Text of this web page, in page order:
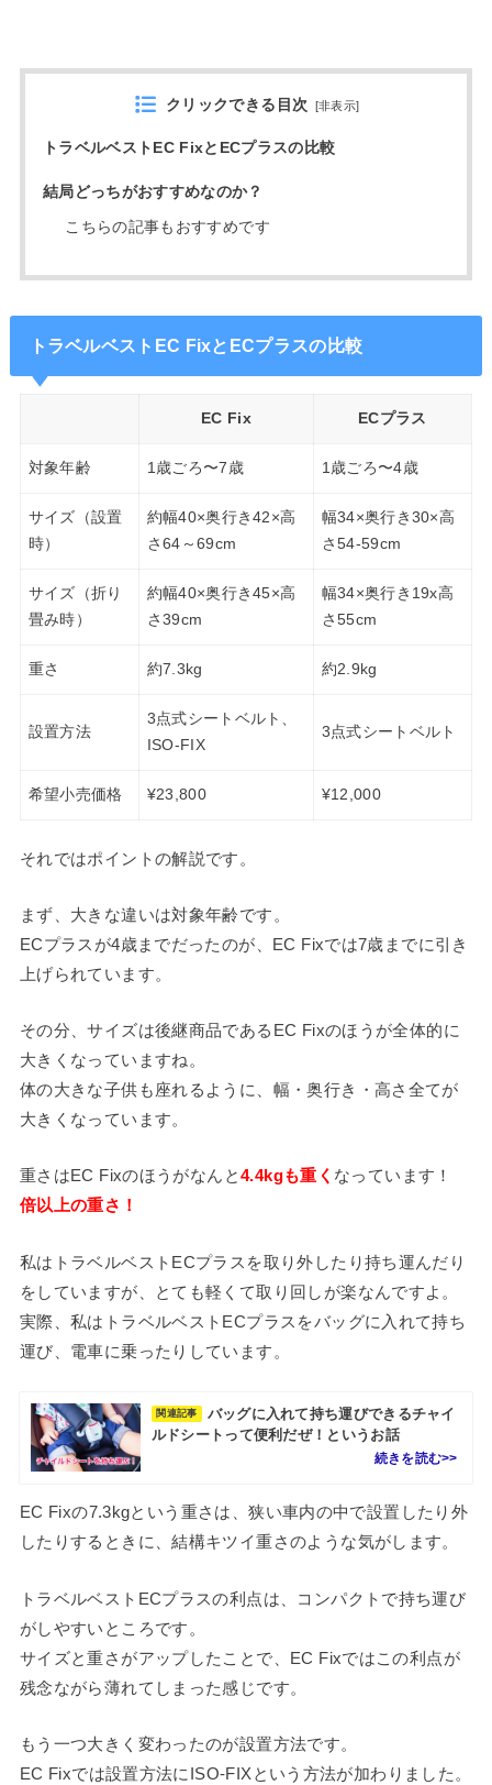
クリックできる目次 [非表示]
トラベルベストEC FixとECプラスの比較
結局どっちがおすすめなのか？
こちらの記事もおすすめです
トラベルベストEC FixとECプラスの比較
EC Fix ECプラス
対象年齢 1歳ごろ〜7歳 1歳ごろ〜4歳
サイズ（設置
時）
約幅40×奥行き42×高
さ64～69cm
幅34×奥行き30×高
さ54-59cm
サイズ（折り
畳み時）
約幅40×奥行き45×高
さ39cm
幅34×奥行き19x高
さ55cm
重さ 約7.3kg 約2.9kg
設置方法
3点式シートベルト、
ISO-FIX
3点式シートベルト
希望小売価格 ¥23,800 ¥12,000
それではポイントの解説です。
まず、大きな違いは対象年齢です。
ECプラスが4歳までだったのが、EC Fixでは7歳までに引き
上げられています。
その分、サイズは後継商品であるEC Fixのほうが全体的に
大きくなっていますね。
体の大きな子供も座れるように、幅・奥行き・高さ全てが
大きくなっています。
重さはEC Fixのほうがなんと4.4kgも重く なっています！
倍以上の重さ！
私はトラベルベストECプラスを取り外したり持ち運んだり
をしていますが、とても軽くて取り回しが楽なんですよ。
実際、私はトラベルベストECプラスをバッグに入れて持ち
運び、電車に乗ったりしています。
関連記事
バッグに入れて持ち運びできるチャイ
ルドシートって便利だぜ！というお話
EC Fixの7.3kgという重さは、狭い車内の中で設置したり外
したりするときに、結構キツイ重さのような気がします。
トラベルベストECプラスの利点は、コンパクトで持ち運び
がしやすいところです。
サイズと重さがアップしたことで、EC Fixではこの利点が
残念ながら薄れてしまった感じです。
もう一つ大きく変わったのが設置方法です。
EC Fixでは設置方法にISO-FIXという方法が加わりました。